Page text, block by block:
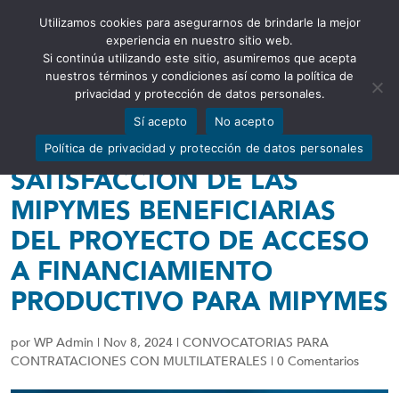
Abrir barra de herramientas
CONVOCATORIA PARA
CONSULTORÍA – NIVEL DE
SATISFACCIÓN DE LAS
MIPYMES BENEFICIARIAS
DEL PROYECTO DE ACCESO
A FINANCIAMIENTO
PRODUCTIVO PARA MIPYMES
por WP Admin | Nov 8, 2024 | CONVOCATORIAS PARA
CONTRATACIONES CON MULTILATERALES | 0 Comentarios
Utilizamos cookies para asegurarnos de brindarle la mejor
experiencia en nuestro sitio web.
Si continúa utilizando este sitio, asumiremos que acepta
nuestros términos y condiciones así como la política de
privacidad y protección de datos personales.
Sí acepto
No acepto
Política de privacidad y protección de datos personales